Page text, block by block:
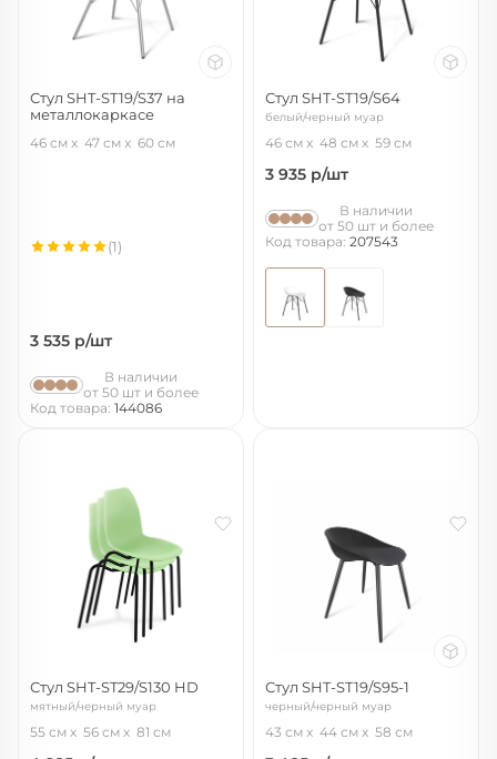
Стул SHT-ST19/S37 на
металлокаркасе
46 см 47 см 60 см
3 535 р/шт
(1)
В наличии
от 50 шт и более
Код товара: 144086
Стул SHT-ST19/S64
белый/черный муар
46 см 48 см 59 см
3 935 р/шт
В наличии
от 50 шт и более
Код товара: 207543
Стул SHT-ST29/S130 HD
мятный/черный муар
55 см 56 см 81 см
Стул SHT-ST19/S95-1
черный/черный муар
43 см 44 см 58 см